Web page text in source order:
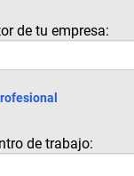
de tu empresa:
de trabajo: